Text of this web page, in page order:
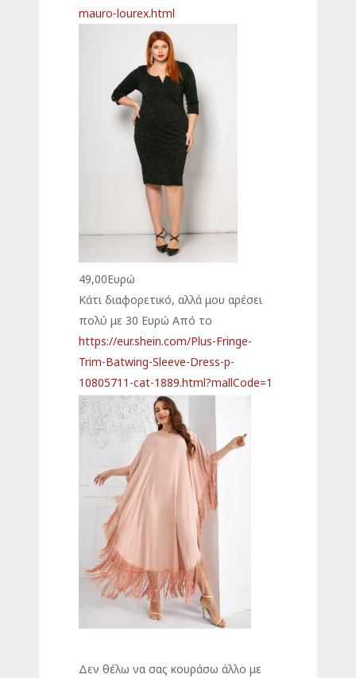
mauro-lourex.html
49,00Ευρώ
Κάτι διαφορετικό, αλλά μου αρέσει
πολύ με 30 Ευρώ Από το
https://eur.shein.com/Plus-Fringe-
Trim-Batwing-Sleeve-Dress-p-
10805711-cat-1889.html?mallCode=1
Δεν θέλω να σας κουράσω άλλο με